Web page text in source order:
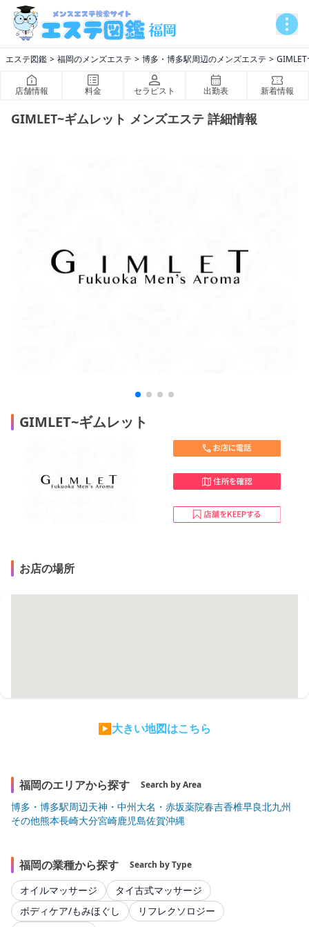
エステ図鑑 福岡のメンズエステ 博多・博多駅周辺のメンズエステ
店舗情報 料金 セラピスト 出勤表 新着情報
GIMLET~ギムレット メンズエステ 詳細情報
GIMLET~ギムレット
お店の場所
▶大きい地図はこちら
福岡のエリアから探す Search by Area
博多・博多駅周辺天神・中州大名・赤坂薬院春吉香椎早良北九州
その他熊本長崎大分宮崎鹿児島佐賀沖縄
福岡の業種から探す Search by Type
オイルマッサージ
タイ古式マッサージ
ボディケア/もみほぐし
リフレクソロジー